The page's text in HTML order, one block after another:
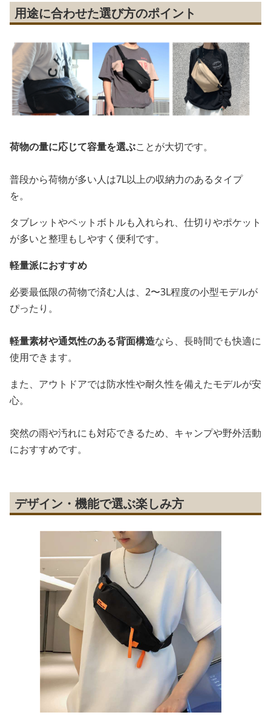
用途に合わせた選び方のポイント
荷物の量に応じて容量を選ぶことが大切です。
普段から荷物が多い人は7L以上の収納力のあるタイプ
を。
タブレットやペットボトルも入れられ、仕切りやポケット
が多いと整理もしやすく便利です。
軽量派におすすめ
必要最低限の荷物で済む人は、2〜3L程度の小型モデルが
ぴったり。
軽量素材や通気性のある背面構造なら、長時間でも快適に
使用できます。
また、アウトドアでは防水性や耐久性を備えたモデルが安
心。
突然の雨や汚れにも対応できるため、キャンプや野外活動
におすすめです。
デザイン・機能で選ぶ楽しみ方